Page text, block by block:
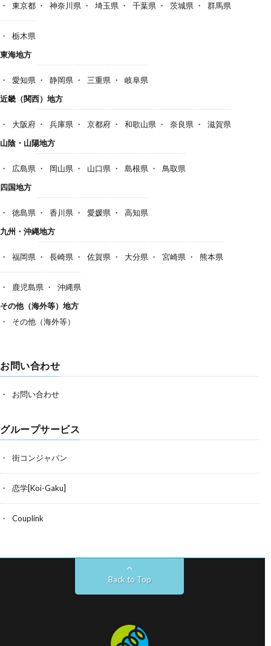
東京都 神奈川県 埼玉県 千葉県 茨城県 群馬県
栃木県
東海地方
愛知県 静岡県 三重県
岐阜県
近畿（関西）地方
大阪府 兵庫県 京都府 和歌山県 奈良県
滋賀県
山陰・山陽地方
広島県 岡山県 山口県 島根県
鳥取県
四国地方
徳島県 香川県 愛媛県
高知県
九州・沖縄地方
福岡県 長崎県 佐賀県 大分県 宮崎県 熊本県
鹿児島県
沖縄県
その他（海外等）地方
その他（海外等）
お問い合わせ
お問い合わせ
グループサービス
街コンジャパン
恋学[Koi-Gaku]
Couplink
Back to Top